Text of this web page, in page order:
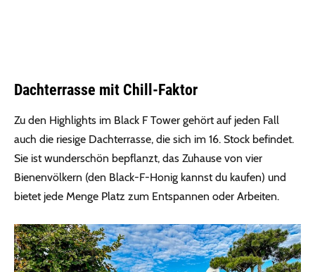
Dachterrasse mit Chill-Faktor
Zu den Highlights im Black F Tower gehört auf jeden Fall
auch die riesige Dachterrasse, die sich im 16. Stock befindet.
Sie ist wunderschön bepflanzt, das Zuhause von vier
Bienenvölkern (den Black-F-Honig kannst du kaufen) und
bietet jede Menge Platz zum Entspannen oder Arbeiten.